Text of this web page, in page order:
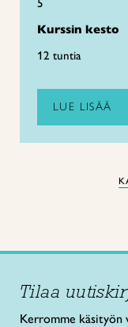
5
Kurssin kesto
12 tuntia
LUE LISÄÄ
Tilaa
Kerromme käsityön